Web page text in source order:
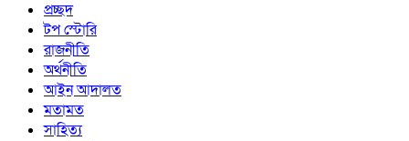
প্রচ্ছদ
টপ স্টোরি
রাজনীতি
অর্থনীতি
আইন আদালত
মতামত
সাহিত্য